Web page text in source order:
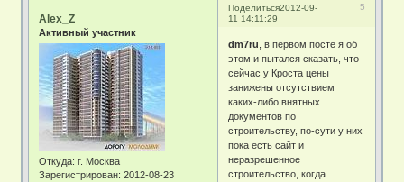
Поделиться 5
2012-09-
11 14:11:29
Alex_Z
Активный участник
Откуда: г. Москва
Зарегистрирован: 2012-08-23
dm7ru , в первом посте я об
этом и пытался сказать, что
сейчас у Кроста цены
занижены отсутствием
каких-либо внятных
документов по
строительству, по-сути у них
пока есть сайт и
неразрешенное
строительство, когда